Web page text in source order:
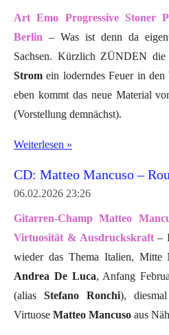
Art Emo Progressive Stoner
Berlin – Was ist denn da
Sachsen. Kürzlich ZÜNDEN
Strom ein loderndes Feuer in
eben kommt das neue Material
(Vorstellung demnächst).
Weiterlesen »
CD: Matteo Mancuso –
06.02.2026 23:26
Gitarren-Champ Matteo
Virtuosität & Ausdruckskraft–
wieder das Thema Italien, Mitte
Andrea De Luca, Anfang
(alias Stefano Ronchi),
Virtuose Matteo Mancuso aus